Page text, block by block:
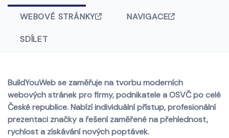
WEBOVÉ STRÁNKY NAVIGACE
SDÍLET
BuildYouWeb se zaměřuje na tvorbu moderních
webových stránek pro firmy, podnikatele a OSVČ po celé
České republice. Nabízí individuální přístup, profesionální
prezentaci značky a řešení zaměřené na přehlednost,
rychlost a získávání nových poptávek.